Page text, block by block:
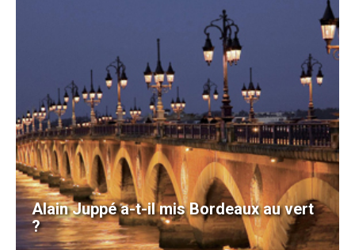
Alain Juppé a-t-il mis Bordeaux au vert
?